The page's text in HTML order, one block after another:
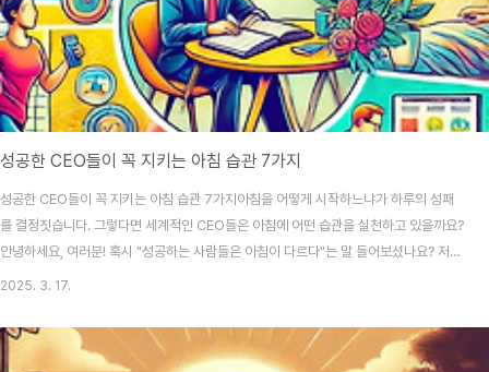
성공한 CEO들이 꼭 지키는 아침 습관 7가지
성공한 CEO들이 꼭 지키는 아침 습관 7가지아침을 어떻게 시작하느냐가 하루의 성패
를 결정짓습니다. 그렇다면 세계적인 CEO들은 아침에 어떤 습관을 실천하고 있을까요?
안녕하세요, 여러분! 혹시 "성공하는 사람들은 아침이 다르다"는 말 들어보셨나요? 저도
한때는 아침잠을 포기 못 하던 사람이었어요. 그런데 성공한 CEO들의 아침 루틴을 조금
쿡부터 테슬라의 일론 머스크까지, 세계적인 리더들이 실천하는 아침 습관 7가지를 소
개해 드릴게요. 혹시 지금 커피 한 잔 들고 계신다면, 한 모금 마시면서 같이 읽어봐요!목
2025. 3. 17.